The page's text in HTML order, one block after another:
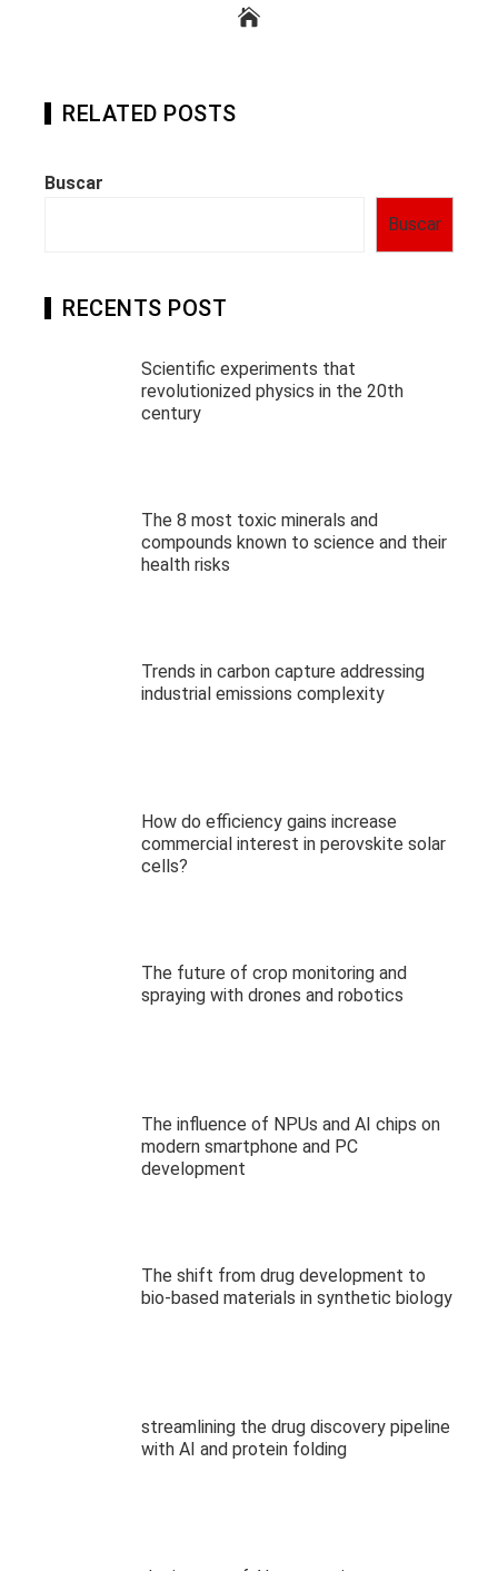
RELATED POSTS
Buscar
Buscar
RECENTS POST
Scientific experiments that
revolutionized physics in the 20th
century
The 8 most toxic minerals and
compounds known to science and their
health risks
Trends in carbon capture addressing
industrial emissions complexity
How do efficiency gains increase
commercial interest in perovskite solar
cells?
The future of crop monitoring and
spraying with drones and robotics
The influence of NPUs and AI chips on
modern smartphone and PC
development
The shift from drug development to
bio-based materials in synthetic biology
streamlining the drug discovery pipeline
with AI and protein folding